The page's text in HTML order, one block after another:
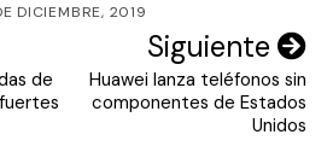
DICIEMBRE, 2019
de
Siguiente
Huawei lanza teléfonos sin
componentes de Estados
Unidos